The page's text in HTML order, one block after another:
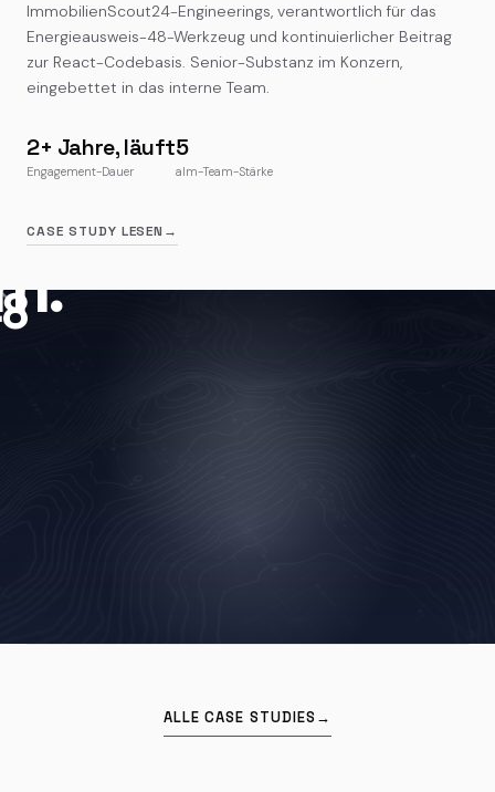
ImmobilienScout24-Engineerings, verantwortlich für das
Energieausweis-48-Werkzeug und kontinuierlicher Beitrag
zur React-Codebasis. Senior-Substanz im Konzern,
eingebettet in das interne Team.
2+ Jahre, läuft
Engagement-Dauer
5
alm-Team-Stärke
CASE STUDY LESEN →
ALLE CASE STUDIES →